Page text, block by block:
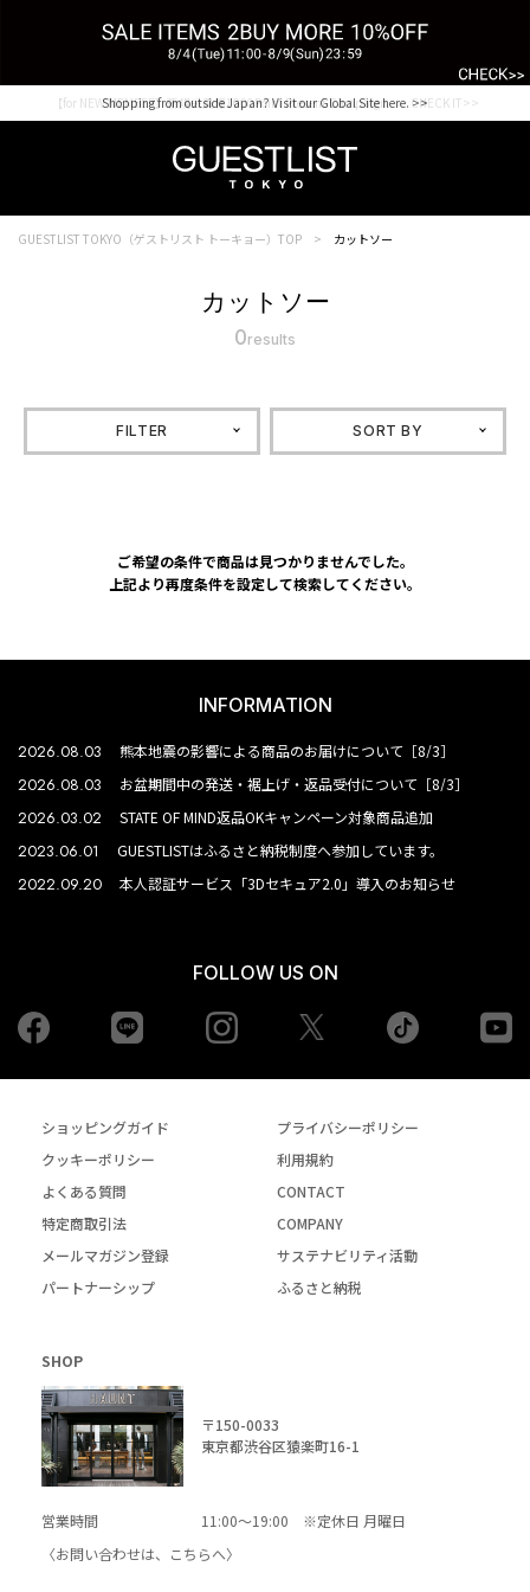
Shopping from outside Japan? Visit our Global Site here. >>
【for NEW MEMBER】新規会員様1000Point Present Campaign CHECK IT>>
GUESTLIST TOKYO（ゲストリスト トーキョー）TOP カットソー
カットソー
0results
FILTER SORT BY
ご希望の条件で商品は見つかりませんでした。
上記より再度条件を設定して検索してください。
INFORMATION
2026.08.03 熊本地震の影響による商品のお届けについて［8/3］
2026.08.03 お盆期間中の発送・裾上げ・返品受付について［8/3］
2026.03.02 STATE OF MIND返品OKキャンペーン対象商品追加
2023.06.01 GUESTLISTはふるさと納税制度へ参加しています。
2022.09.20 本人認証サービス「3Dセキュア2.0」導入のお知らせ
FOLLOW US ON
Facebook Instagram tiktok
ショッピングガイド
プライバシーポリシー
クッキーポリシー
利用規約
よくある質問
CONTACT
特定商取引法
COMPANY
メールマガジン登録
サステナビリティ活動
パートナーシップ
ふるさと納税
SHOP
〒150-0033
東京都渋谷区猿楽町16-1
営業時間
11:00～19:00 ※定休日 月曜日
〈お問い合わせは、
こちらへ〉